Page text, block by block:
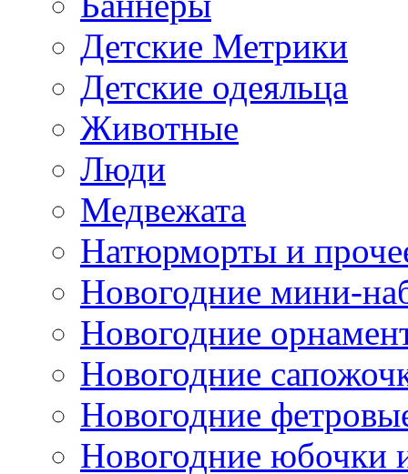
Детские Метрики
Детские одеяльца
Животные
Люди
Медвежата
Натюрморты и
Новогодние мини-
Новогодние
Новогодние
Новогодние
Новогодние юбочки